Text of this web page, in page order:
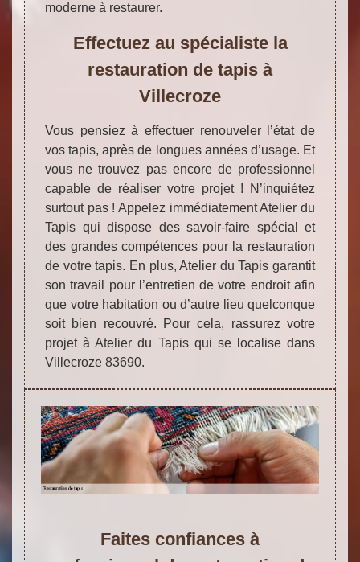
moderne à restaurer.
Effectuez au spécialiste la
restauration de tapis à
Villecroze
Vous pensiez à effectuer renouveler l’état de
vos tapis, après de longues années d’usage. Et
vous ne trouvez pas encore de professionnel
capable de réaliser votre projet ! N’inquiétez
surtout pas ! Appelez immédiatement Atelier du
Tapis qui dispose des savoir-faire spécial et
des grandes compétences pour la restauration
de votre tapis. En plus, Atelier du Tapis garantit
son travail pour l’entretien de votre endroit afin
que votre habitation ou d’autre lieu quelconque
soit bien recouvré. Pour cela, rassurez votre
projet à Atelier du Tapis qui se localise dans
Villecroze 83690.
Faites confiances à